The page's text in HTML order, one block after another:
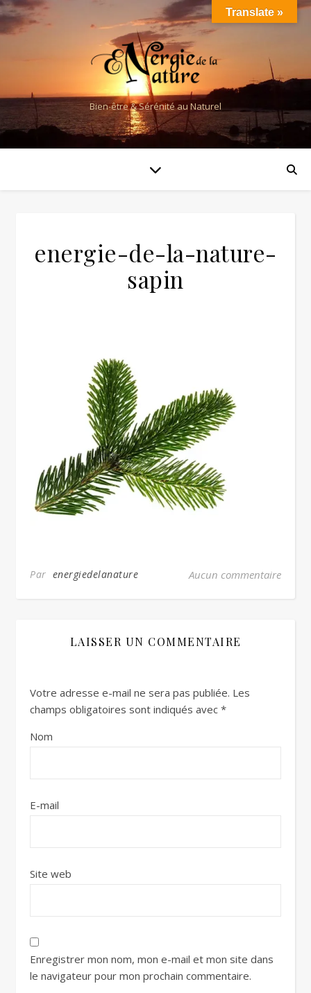
Bien-être & Sérénité au Naturel
energie-de-la-nature-
sapin
Par energiedelanature Aucun commentaire
LAISSER UN COMMENTAIRE
Votre adresse e-mail ne sera pas publiée. Les
champs obligatoires sont indiqués avec *
Nom
E-mail
Site web
Enregistrer mon nom, mon e-mail et mon site dans
le navigateur pour mon prochain commentaire.
Translate »